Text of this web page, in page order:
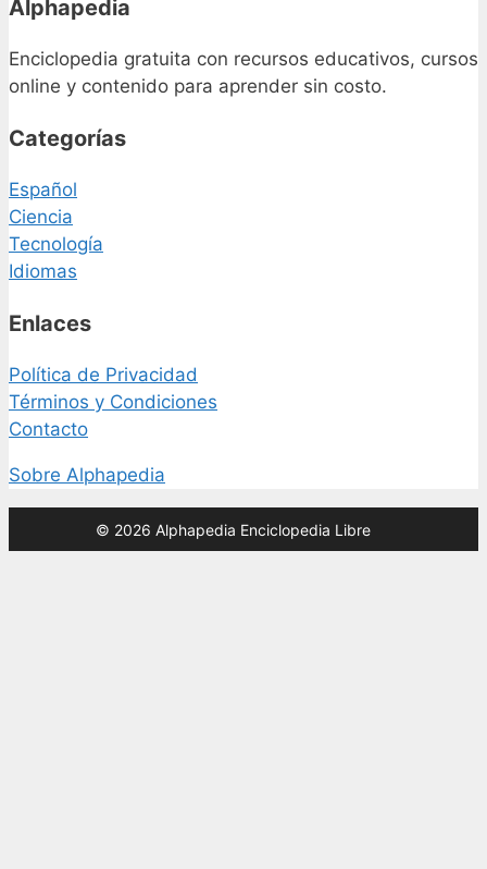
Alphapedia
Enciclopedia gratuita con recursos educativos, cursos
online y contenido para aprender sin costo.
Categorías
Español
Ciencia
Tecnología
Idiomas
Enlaces
Política de Privacidad
Términos y Condiciones
Contacto
Sobre Alphapedia